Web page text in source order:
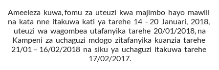
Ameeleza kuwa, fomu za uteuzi kwa majimbo hayo mawili
na kata nne itakuwa kati ya tarehe 14 - 20 Januari, 2018,
uteuzi wa wagombea utafanyika tarehe 20/01/2018, na
Kampeni za uchaguzi mdogo zitafanyika kuanzia tarehe
21/01 – 16/02/2018 na siku ya uchaguzi itakuwa tarehe
17/02/2017.